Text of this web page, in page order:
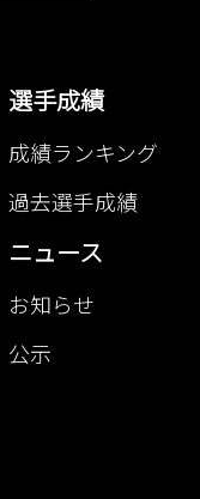
選手成績
成績ランキング
過去選手成績
ニュース
お知らせ
公示